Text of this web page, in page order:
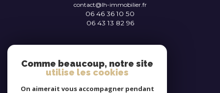
06 43 13 82 96
06 46 36 10 50
contact@lh-immobilier.fr
suivre
Comme beaucoup, notre site
utilise les cookies
On aimerait vous accompagner pendant